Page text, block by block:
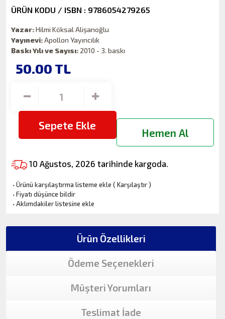
ÜRÜN KODU / ISBN : 9786054279265
Yazar:Hilmi Köksal Alişanoğlu
Yayınevi:Apollon Yayıncılık
Baskı Yılı ve Sayısı: 2010 - 3. baskı
50.00 TL
Sepete Ekle
Hemen Al
10 Ağustos, 2026 tarihinde kargoda.
·Ürünü karşılaştırma listeme ekle (Karşılaştır)
·Fiyatı düşünce bildir
·Aklımdakiler listesine ekle
Ürün Özellikleri
Ödeme Seçenekleri
Müşteri Yorumları
Teslimat İade